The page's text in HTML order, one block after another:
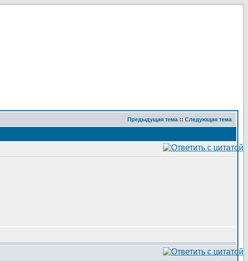
Предыдущая тема :: Следующая тема